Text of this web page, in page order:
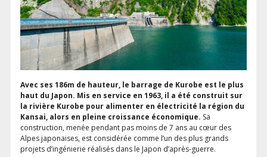
Avec ses 186m de hauteur, le barrage de Kurobe est le plus
haut du Japon. Mis en service en 1963, il a été construit sur
la rivière Kurobe pour alimenter en électricité la région du
Kansai, alors en pleine croissance économique. Sa
construction, menée pendant pas moins de 7 ans au cœur des
Alpes japonaises, est considérée comme l’un des plus grands
projets d’ingénierie réalisés dans le Japon d’après-guerre.